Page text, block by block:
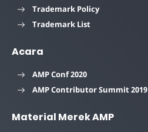
Trademark Policy
Trademark List
Acara
AMP Conf 2020
AMP Contributor Summit 2019
Material Merek AMP